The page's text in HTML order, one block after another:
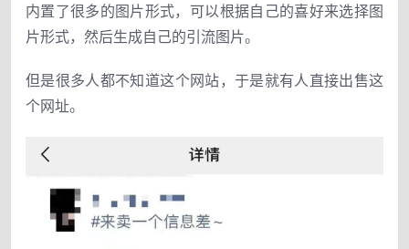
内置了很多的图片形式，可以根据自己的喜好来选择图
片形式， 然后生成自己的引流图片。
但是很多人都不知道这个网站， 于是就有人直接出售这
个网址。